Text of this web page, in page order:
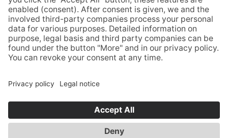
Imprint
Privacy Policy
GTC
© TWF